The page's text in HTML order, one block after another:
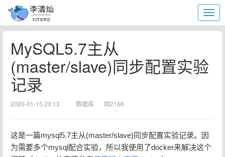
MySQL5.7主从
(master/slave)同步配置实验
记录
2020-01-15 20:13 数据库 阅2166
这是一篇mysql5.7主从(master/slave)同步配置实验记录。因
为需要多个mysql配合实验，所以我使用了docker来解决这个